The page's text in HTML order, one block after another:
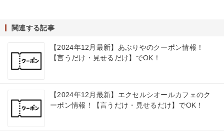
関連する記事
【2024年12月最新】あぶりやのクーポン情報！
【言うだけ・見せるだけ】でOK！
【2024年12月最新】エクセルシオールカフェのク
ーポン情報！【言うだけ・見せるだけ】でOK！